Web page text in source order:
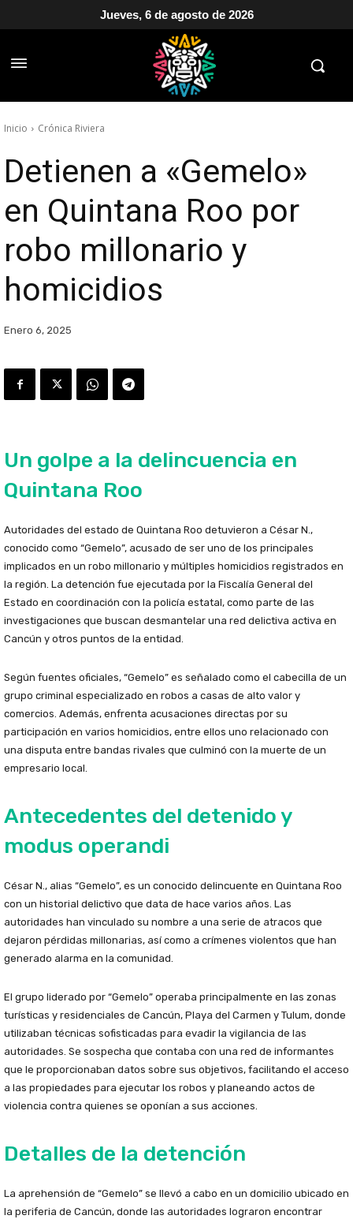
Jueves, 6 de agosto de 2026
Inicio Crónica Riviera
Detienen a «Gemelo»
en Quintana Roo por
robo millonario y
homicidios
Enero 6, 2025
Un golpe a la delincuencia en
Quintana Roo
Autoridades del estado de Quintana Roo detuvieron a César N.,
conocido como “Gemelo”, acusado de ser uno de los principales
implicados en un robo millonario y múltiples homicidios registrados en
la región. La detención fue ejecutada por la Fiscalía General del
Estado en coordinación con la policía estatal, como parte de las
investigaciones que buscan desmantelar una red delictiva activa en
Cancún y otros puntos de la entidad.
Según fuentes oficiales, “Gemelo” es señalado como el cabecilla de un
grupo criminal especializado en robos a casas de alto valor y
comercios. Además, enfrenta acusaciones directas por su
participación en varios homicidios, entre ellos uno relacionado con
una disputa entre bandas rivales que culminó con la muerte de un
empresario local.
Antecedentes del detenido y
modus operandi
César N., alias “Gemelo”, es un conocido delincuente en Quintana Roo
con un historial delictivo que data de hace varios años. Las
autoridades han vinculado su nombre a una serie de atracos que
dejaron pérdidas millonarias, así como a crímenes violentos que han
generado alarma en la comunidad.
El grupo liderado por “Gemelo” operaba principalmente en las zonas
turísticas y residenciales de Cancún, Playa del Carmen y Tulum, donde
utilizaban técnicas sofisticadas para evadir la vigilancia de las
autoridades. Se sospecha que contaba con una red de informantes
que le proporcionaban datos sobre sus objetivos, facilitando el acceso
a las propiedades para ejecutar los robos y planeando actos de
violencia contra quienes se oponían a sus acciones.
Detalles de la detención
La aprehensión de “Gemelo” se llevó a cabo en un domicilio ubicado en
la periferia de Cancún, donde las autoridades lograron encontrar